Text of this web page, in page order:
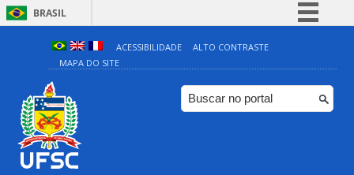
BRASIL
Simplifique!
Comunica BR
Participe
ACESSIBILIDADE
ALTO CONTRASTE
MAPA DO SITE